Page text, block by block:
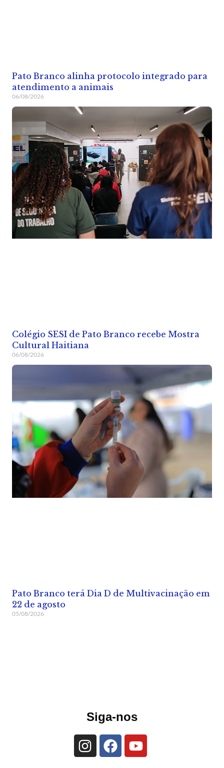
Pato Branco alinha protocolo integrado para
atendimento a animais
06/08/2026
Colégio SESI de Pato Branco recebe Mostra
Cultural Haitiana
06/08/2026
Pato Branco terá Dia D de Multivacinação em
22 de agosto
05/08/2026
Siga-nos